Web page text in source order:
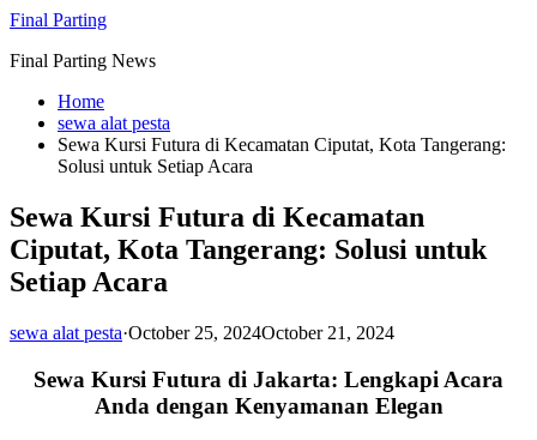
Skip
content
Final Parting
Final Parting News
Home
sewa alat pesta
Sewa Kursi Futura di Kecamatan Ciputat, Kota Tangerang:
Solusi untuk Setiap Acara
Sewa Kursi Futura di Kecamatan
Ciputat, Kota Tangerang: Solusi untuk
Setiap Acara
sewa alat pesta·October 25, 2024October 21, 2024
Sewa Kursi Futura di Jakarta: Lengkapi Acara
Anda dengan Kenyamanan Elegan